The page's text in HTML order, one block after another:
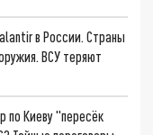
в России. Страны
ВСУ теряют
по Киеву "пересёк